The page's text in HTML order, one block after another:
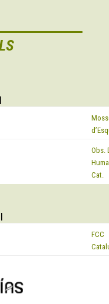
Obs.
Cat.
FCC